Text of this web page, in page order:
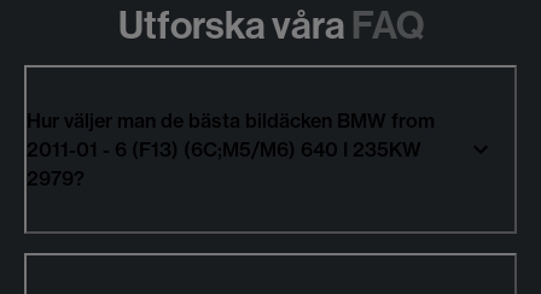
Utforska våra FAQ
Hur väljer man de bästa bildäcken BMW from
2011-01 - 6 (F13) (6C;M5/M6) 640 I 235KW
2979?